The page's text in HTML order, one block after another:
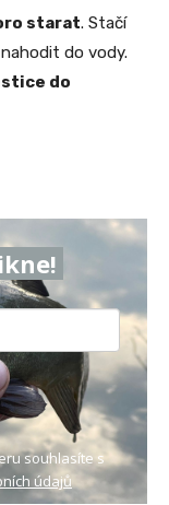
starat. Stačí
do vody.
do
souhlasíte s
údajů